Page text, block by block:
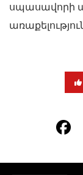
սպասավորի